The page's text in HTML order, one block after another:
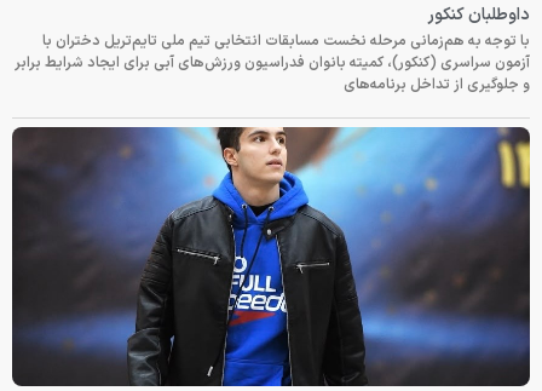
داوطلبان کنکور
با توجه به هم‌زمانی مرحله نخست مسابقات انتخابی تیم ملی تایم‌تریل دختران با
آزمون سراسری (کنکور)، کمیته بانوان فدراسیون ورزش‌های آبی برای ایجاد شرایط برابر
و جلوگیری از تداخل برنامه‌های